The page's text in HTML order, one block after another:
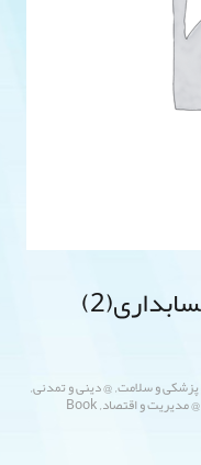
پزشکی و سلامت,@ دینی و تمدنی,
@ مدیریت و اقتصاد,
Book